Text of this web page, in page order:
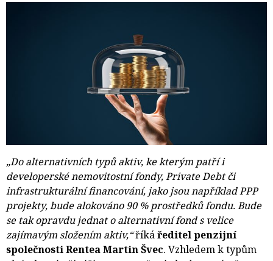
„Do alternativních typů aktiv, ke kterým patří i
developerské nemovitostní fondy, Private Debt či
infrastrukturální financování, jako jsou například PPP
projekty, bude alokováno 90 % prostředků fondu. Bude
se tak opravdu jednat o alternativní fond s velice
zajímavým složením aktiv,“říká ředitel penzijní
společnosti Rentea Martin Švec. Vzhledem k typům